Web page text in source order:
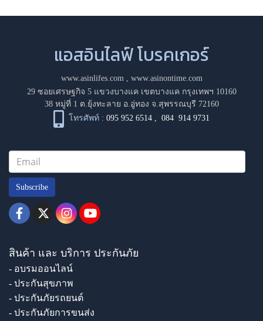
แอสอินไลฟ์ โบรคเกอร์
www.asinlifes.com, www.asinontime.com
29 ซอยเศรษฐกิจ 5 แขวงบางแค เขตบางแค กรุงเทพฯ 10160
38 หมู่ที่ 1 ต.ยุ้งทะลาย อ.อู่ทอง จ.สุพรรณบุรี 72160
โทรศัพท์ : 095 952 6514 ,084 914 9731
Subscribe
สินค้า และ บริการ ประกันภัย
- อบรมออนไลน์
- ประกันสุขภาพ
- ประกันภัยรถยนต์
- ประกันภัยการขนส่ง